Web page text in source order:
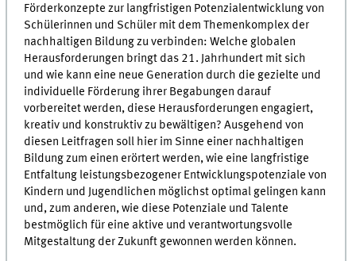
Förderkonzepte zur langfristigen Potenzialentwicklung von
Schülerinnen und Schüler mit dem Themenkomplex der
nachhaltigen Bildung zu verbinden: Welche globalen
Herausforderungen bringt das 21. Jahrhundert mit sich
und wie kann eine neue Generation durch die gezielte und
individuelle Förderung ihrer Begabungen darauf
vorbereitet werden, diese Herausforderungen engagiert,
kreativ und konstruktiv zu bewältigen? Ausgehend von
diesen Leitfragen soll hier im Sinne einer nachhaltigen
Bildung zum einen erörtert werden, wie eine langfristige
Entfaltung leistungsbezogener Entwicklungspotenziale von
Kindern und Jugendlichen möglichst optimal gelingen kann
und, zum anderen, wie diese Potenziale und Talente
bestmöglich für eine aktive und verantwortungsvolle
Mitgestaltung der Zukunft gewonnen werden können.